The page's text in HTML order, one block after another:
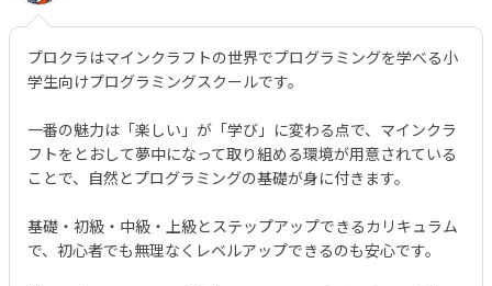
プロクラはマインクラフトの世界でプログラミングを学べる小
学生向けプログラミングスクールです。
一番の魅力は「楽しい」が「学び」に変わる点で、マインクラ
フトをとおして夢中になって取り組める環境が用意されている
ことで、自然とプログラミングの基礎が身に付きます。
基礎・初級・中級・上級とステップアップできるカリキュラム
で、初心者でも無理なくレベルアップできるのも安心です。